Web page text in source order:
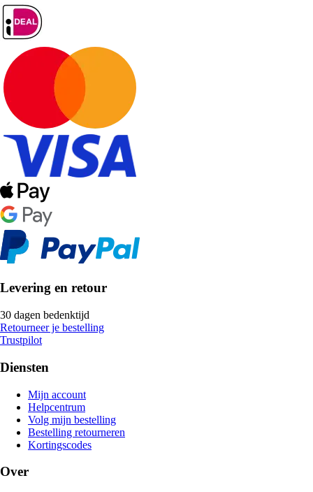
Levering en retour
30 dagen bedenktijd
Retourneer je bestelling
Trustpilot
Diensten
Mijn account
Helpcentrum
Volg mijn bestelling
Bestelling retourneren
Kortingscodes
Over